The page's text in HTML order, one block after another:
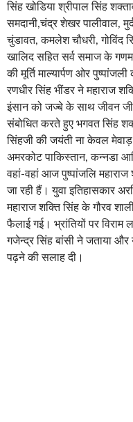
सिंह खोडिया श्रीपाल सिंह
समदानी,चंद्र शेखर पालीवाल,
चुंडावत, कमलेश चौधरी, गोविंद
खालिद सहित सर्व समाज के
की मूर्ति माल्यार्पण ओर
रणधीर सिंह भींडर ने महाराज
इंसान को जज्बे के साथ जीवन
संबोधित करते हुए भगवत सिंह
सिंहजी की जयंती ना केवल
अमरकोट पाकिस्तान, कन्नडा
वहां-वहां आज पुष्पांजलि महाराज
जा रही हैं। युवा इतिहासकार
महाराज शक्ति सिंह के गौरव
फैलाई गई। भ्रांतियों पर
गजेन्द्र सिंह बांसी ने जताया और
पढ़ने की सलाह दी।